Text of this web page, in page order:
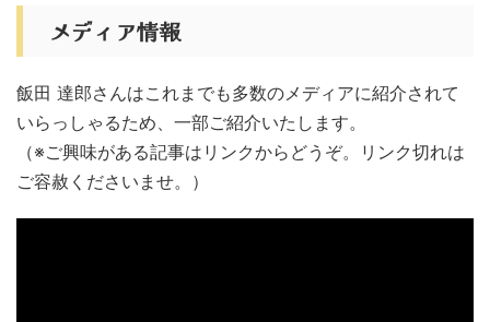
メディア情報
飯田 達郎さんはこれまでも多数のメディアに紹介されて
いらっしゃるため、一部ご紹介いたします。
（※ご興味がある記事はリンクからどうぞ。リンク切れは
ご容赦くださいませ。）